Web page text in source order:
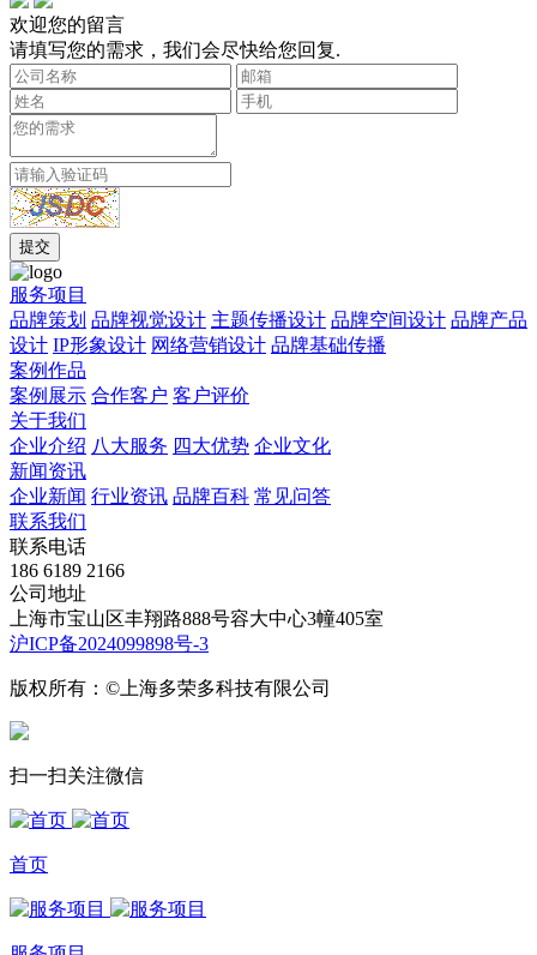
欢迎您的留言
请填写您的需求，我们会尽快给您回复.
服务项目
品牌策划 品牌视觉设计 主题传播设计 品牌空间设计 品牌产品
设计 IP形象设计 网络营销设计 品牌基础传播
案例作品
案例展示 合作客户 客户评价
关于我们
企业介绍 八大服务 四大优势 企业文化
新闻资讯
企业新闻 行业资讯 品牌百科 常见问答
联系我们
联系电话
186 6189 2166
公司地址
上海市宝山区丰翔路888号容大中心3幢405室
沪ICP备2024099898号-3
版权所有：©上海多荣多科技有限公司
扫一扫关注微信
首页